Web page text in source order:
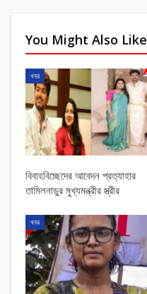
You Might Also Like
খবর
বিবাহবিচ্ছেদের আবেদন প্রত্যাহার
তামিলনাড়ুর মুখ্যমন্ত্রীর স্ত্রীর
খবর